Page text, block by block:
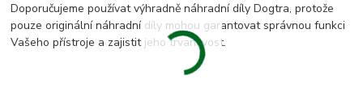
Doporučujeme používat výhradně náhradní díly Dogtra, protože
pouze originální náhradní díly mohou garantovat správnou funkci
Vašeho přístroje a zajistit jeho trvanlivost.